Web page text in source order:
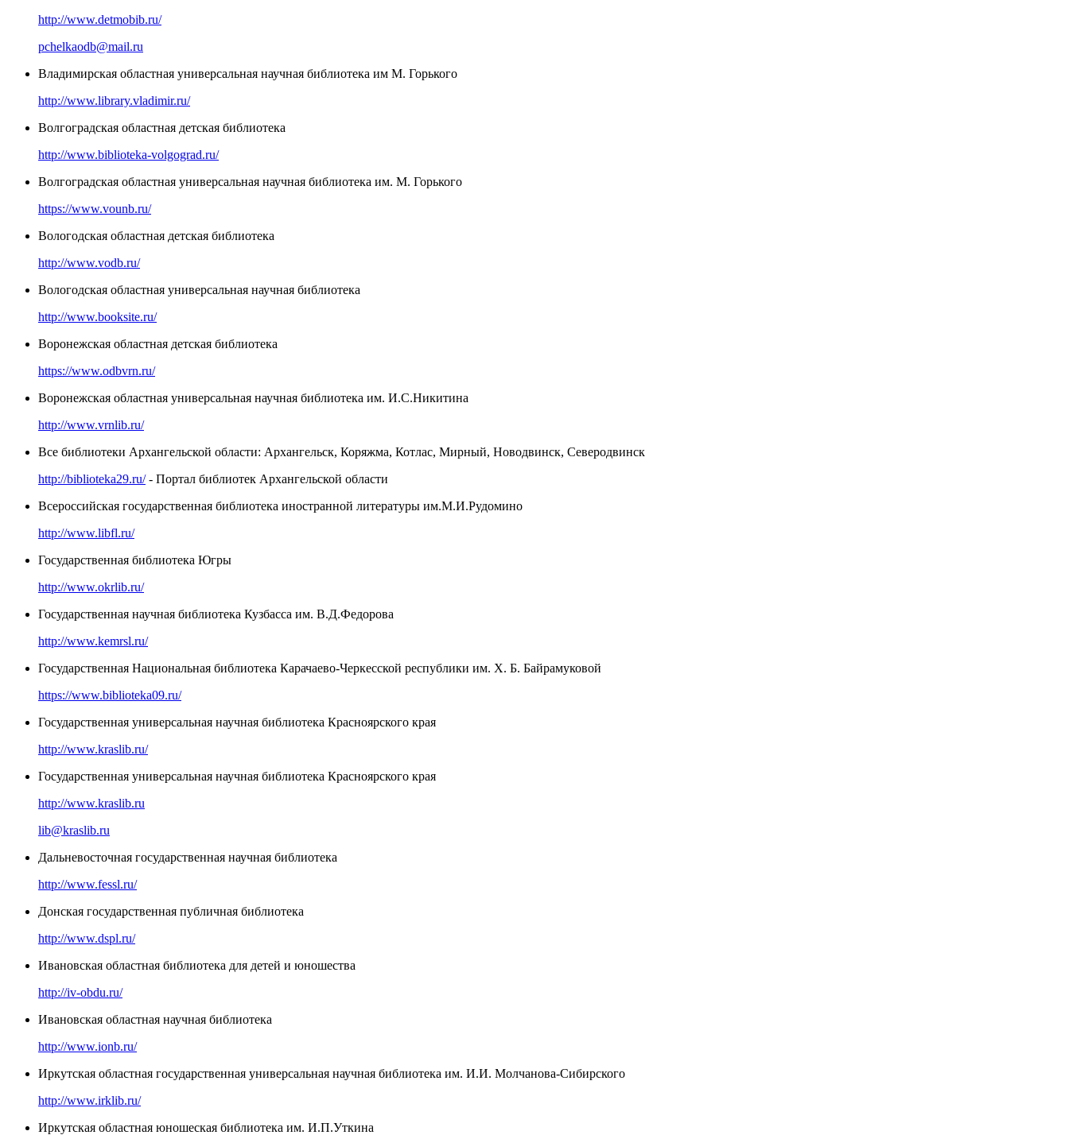
http://www.detmobib.ru/
pchelkaodb@mail.ru
Владимирская областная универсальная научная библиотека им М. Горького
http://www.library.vladimir.ru/
Волгоградская областная детская библиотека
http://www.biblioteka-volgograd.ru/
Волгоградская областная универсальная научная библиотека им. М. Горького
https://www.vounb.ru/
Вологодская областная детская библиотека
http://www.vodb.ru/
Вологодская областная универсальная научная библиотека
http://www.booksite.ru/
Воронежская областная детская библиотека
https://www.odbvrn.ru/
Воронежская областная универсальная научная библиотека им. И.С.Никитина
http://www.vrnlib.ru/
Все библиотеки Архангельской области: Архангельск, Коряжма, Котлас, Мирный, Новодвинск, Северодвинск
http://biblioteka29.ru/- Портал библиотек Архангельской области
Всероссийская государственная библиотека иностранной литературы им.М.И.Рудомино
http://www.libfl.ru/
Государственная библиотека Югры
http://www.okrlib.ru/
Государственная научная библиотека Кузбасса им. В.Д.Федорова
http://www.kemrsl.ru/
Государственная Национальная библиотека Карачаево-Черкесской республики им. Х. Б. Байрамуковой
https://www.biblioteka09.ru/
Государственная универсальная научная библиотека Красноярского края
http://www.kraslib.ru/
Государственная универсальная научная библиотека Красноярского края
http://www.kraslib.ru
lib@kraslib.ru
Дальневосточная государственная научная библиотека
http://www.fessl.ru/
Донская государственная публичная библиотека
http://www.dspl.ru/
Ивановская областная библиотека для детей и юношества
http://iv-obdu.ru/
Ивановская областная научная библиотека
http://www.ionb.ru/
Иркутская областная государственная универсальная научная библиотека им. И.И. Молчанова-Сибирского
http://www.irklib.ru/
Иркутская областная юношеская библиотека им. И.П.Уткина